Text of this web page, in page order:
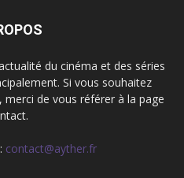
du cinéma et des séries
Si vous souhaitez
de vous référer à la page
contact@ayther.fr